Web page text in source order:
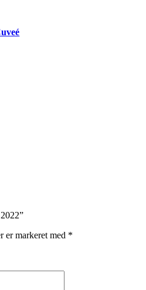
er markeret med *